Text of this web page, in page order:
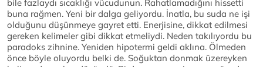
bile fazlaydı sıcaklığı vücudunun. Rahatlamadığını hissetti
buna rağmen. Yeni bir dalga geliyordu. İnatla, bu suda ne işi
olduğunu düşünmeye gayret etti. Enerjisine, dikkat edilmesi
gereken kelimeler gibi dikkat etmeliydi. Neden takılıyordu bu
paradoks zihnine. Yeniden hipotermi geldi aklına. Ölmeden
önce böyle oluyordu belki de. Soğuktan donmak üzereyken